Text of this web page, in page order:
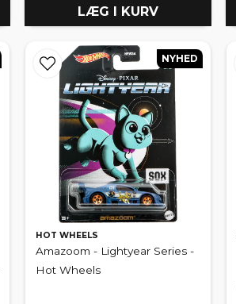
LÆG I KURV
HOT WHEELS
Amazoom - Lightyear Series -
Hot Wheels
NYHED